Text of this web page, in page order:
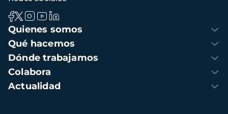
Navegación
principal
Quienes somos
Qué hacemos
Dónde trabajamos
Colabora
Actualidad